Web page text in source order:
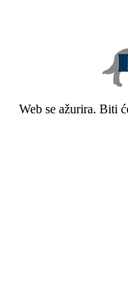
Web se ažurira. Biti